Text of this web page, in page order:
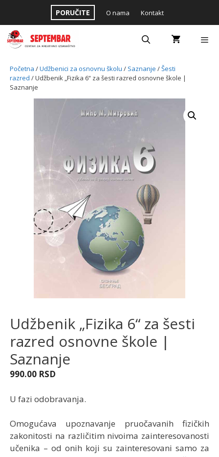
content
PORUČITE O nama Kontakt
Početna /Udžbenici za osnovnu školu / Saznanje /Šesti
razred / Udžbenik „Fizika 6“ za šesti razred osnovne škole |
Saznanje
Udžbenik „Fizika 6“ za šesti
razred osnovne škole |
Saznanje
990.00 RSD
U fazi odobravanja.
Omogućava upoznavanje pruočavanih fizičkih
zakonitosti na različitim nivoima zainteresovanosti
učenika – od onih koji su zainteresovani samo za